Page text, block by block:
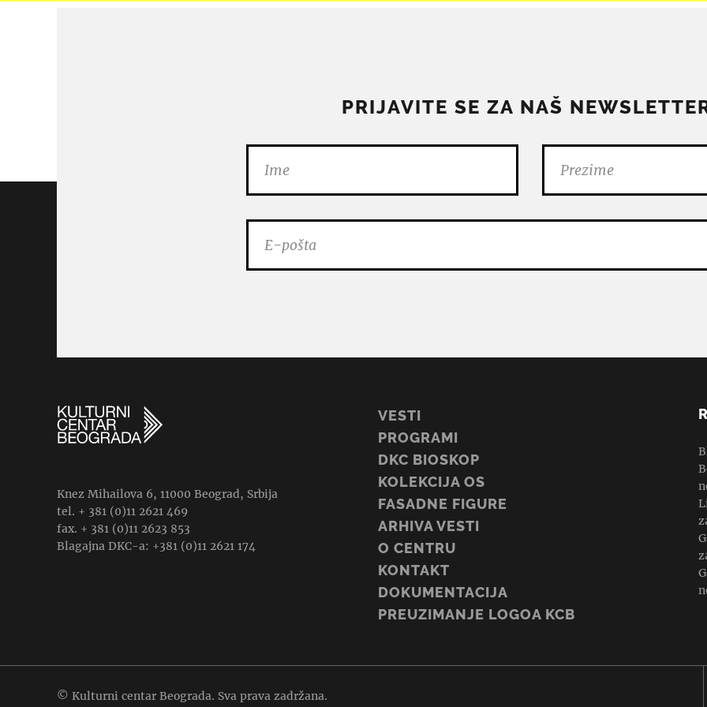
PRIJAVITE SE ZA NAŠ
Knez Mihailova 6, 11000 Beograd, Srbija
tel. + 381 (0)11 2621 469
fax. + 381 (0)11 2623 853
Blagajna DKC-a: +381 (0)11 2621 174
VESTI
PROGRAMI
DKC BIOSKOP
KOLEKCIJA OS
FASADNE FIGURE
ARHIVA VESTI
O CENTRU
KONTAKT
DOKUMENTACIJA
PREUZIMANJE LOGOA KCB
© Kulturni centar Beograda. Sva prava zadržana.